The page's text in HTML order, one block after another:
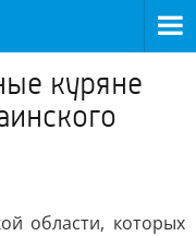
куряне
области, которых